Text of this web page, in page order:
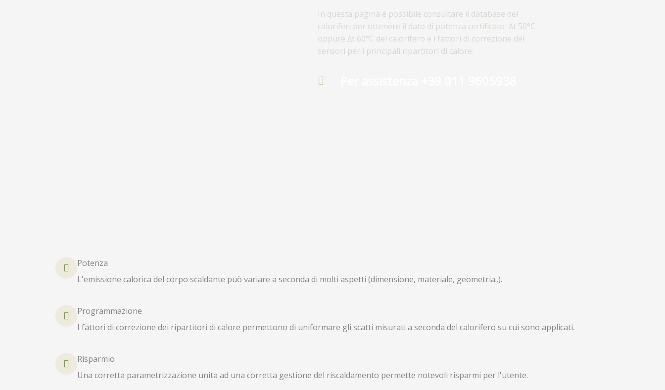
In questa pagina è possibile consultare il database dei
caloriferi per ottenere il dato di potenza certificato ∆t 50°C
oppure ∆t 60°C del calorifero e i fattori di correzione dei
sensori per i principali ripartitori di calore.
Potenza
L'emissione calorica del corpo scaldante può variare a seconda di molti aspetti (dimensione, materiale, geometria..).
Programmazione
I fattori di correzione dei ripartitori di calore permettono di uniformare gli scatti misurati a seconda del calorifero su cui sono applicati.
Risparmio
Una corretta parametrizzazione unita ad una corretta gestione del riscaldamento permette notevoli risparmi per l'utente.